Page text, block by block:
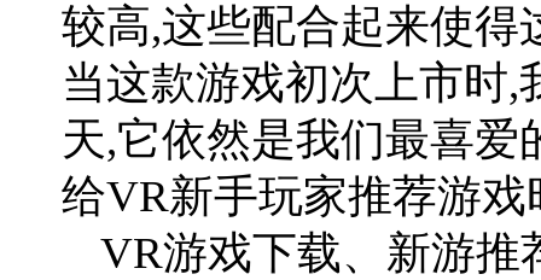
较高,这些配合起来使得
当这款游戏初次上市时
天,它依然是我们最喜
给VR新手玩家推荐游
VR游戏下载、新游推